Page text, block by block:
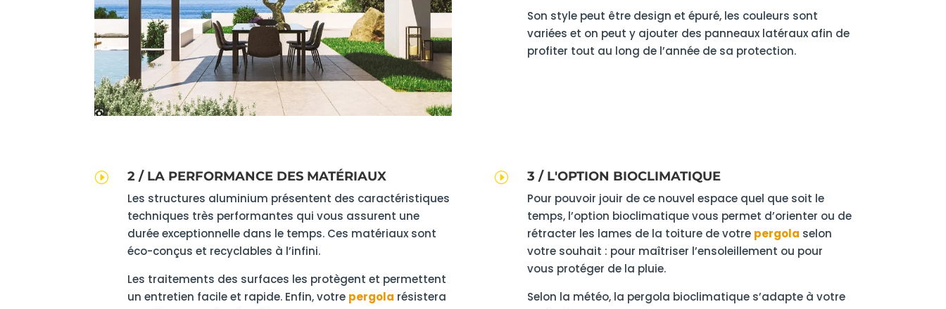
Son style peut être design et épuré, les couleurs sont
variées et on peut y ajouter des panneaux latéraux afin de
profiter tout au long de l’année de sa protection.
I 2 / LA PERFORMANCE DES MATÉRIAUX
Les structures aluminium présentent des caractéristiques
techniques très performantes qui vous assurent une
durée exceptionnelle dans le temps. Ces matériaux sont
éco-conçus et recyclables à l’infini.
Les traitements des surfaces les protègent et permettent
un entretien facile et rapide. Enfin, votre pergola résistera
I 3 / L'OPTION BIOCLIMATIQUE
Pour pouvoir jouir de ce nouvel espace quel que soit le
temps, l’option bioclimatique vous permet d’orienter ou de
rétracter les lames de la toiture de votre pergola selon
votre souhait : pour maîtriser l’ensoleillement ou pour
vous protéger de la pluie.
Selon la météo, la pergola bioclimatique s’adapte à votre